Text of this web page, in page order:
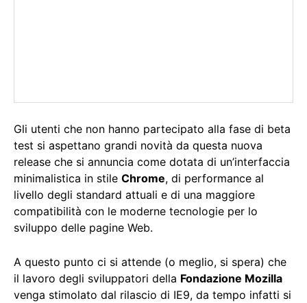
Gli utenti che non hanno partecipato alla fase di beta
test si aspettano grandi novità da questa nuova
release che si annuncia come dotata di un’interfaccia
minimalistica in stile Chrome, di performance al
livello degli standard attuali e di una maggiore
compatibilità con le moderne tecnologie per lo
sviluppo delle pagine Web.
A questo punto ci si attende (o meglio, si spera) che
il lavoro degli sviluppatori della Fondazione Mozilla
venga stimolato dal rilascio di IE9, da tempo infatti si